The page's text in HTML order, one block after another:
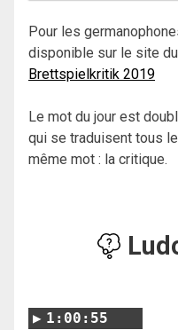
Pour les
disponible sur le site
Brettspielkritik 2019
Le mot du jour est
qui se traduisent tous
même mot : la critique.
1:00:55